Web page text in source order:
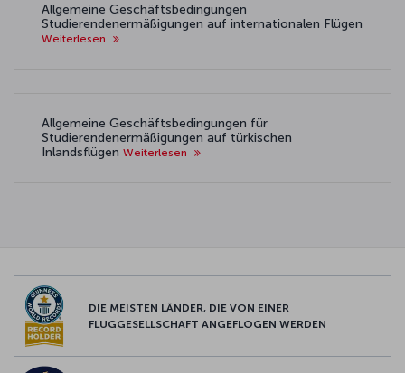
Allgemeine Geschäftsbedingungen
Studierendenermäßigungen auf internationalen Flügen
Weiterlesen
Allgemeine Geschäftsbedingungen für
Studierendenermäßigungen auf türkischen
Inlandsflügen Weiterlesen
DIE MEISTEN LÄNDER, DIE VON EINER
FLUGGESELLSCHAFT ANGEFLOGEN WERDEN